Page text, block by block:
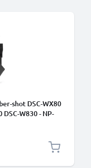
shot DSC-WX80
DSC-W830 - NP-